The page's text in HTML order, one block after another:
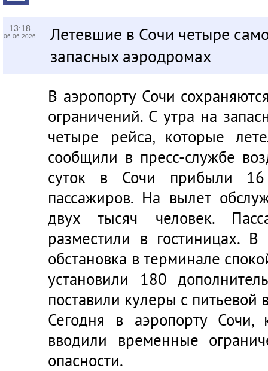
13:18
06.06.2026
Летевшие в Сочи четыре
запасных аэродромах
В аэропорту Сочи
ограничений. С утра на
четыре рейса, которые
сообщили в пресс-службе
суток в Сочи прибыли
пассажиров. На вылет
двух тысяч человек.
разместили в гостиницах. В
обстановка в терминале
установили 180
поставили кулеры с
Сегодня в аэропорту
вводили временные
опасности.